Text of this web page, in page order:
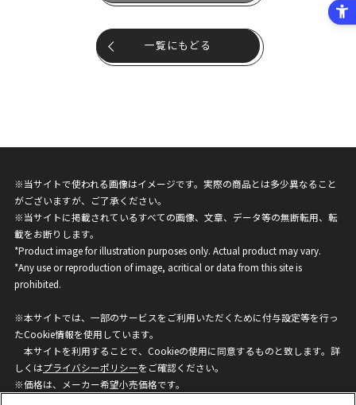
一覧にもどる
※当サイトで使われる画像はイメージです。実際の商品とは多少異なること
がございますが、ご了承ください。
※当サイトに掲載されているすべての画像、文章、データ等の無断転用、転
載をお断りします。
*Product image for illustration purposes only. Actual product may vary.
*Any use or reproduction of image, acritical or data from this site is
prohibited.
※本サイトでは、一部のサービスをご利用いただくために付与設定等を行っ
たCookie情報を使用しています。
本サイトを利用することで、Cookieの使用に同意するものと致します。詳
しくはプライバシーポリシーをご確認ください。
※価格は、メーカー希望小売価格です。